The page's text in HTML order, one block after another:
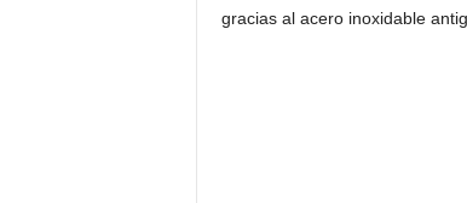
gracias al acero inoxidable